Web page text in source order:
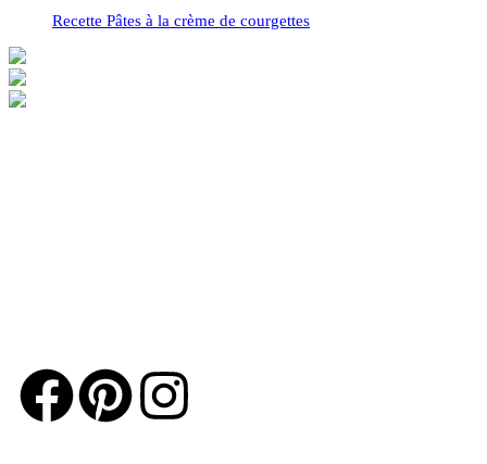
Recette Pâtes à la crème de courgettes